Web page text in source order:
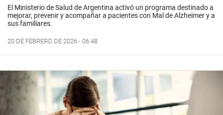
El Ministerio de Salud de Argentina activó un programa destinado a
mejorar, prevenir y acompañar a pacientes con Mal de Alzheimer y a
sus familiares.
20 DE FEBRERO DE 2026 - 06:48